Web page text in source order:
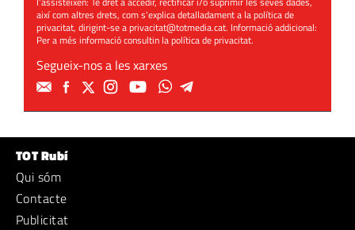
així com altres drets, com s'explica detalladament a la política de
privacitat, dirigint-se aprivacitat@totmedia.cat. Informació addicional:
Per a més informació consultin lapolítica de privacitat.
Segueix-nos a les xarxes
TOT Rubí
Qui sóm
Contacte
Publicitat